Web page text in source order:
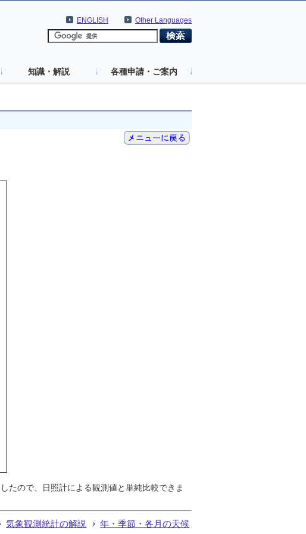
Other Languages
ENGLISH
知識・解説 各種申請・ご案内
たので、日照計による観測値と単純比較できま
気象観測統計の解説 年・季節・各月の天候